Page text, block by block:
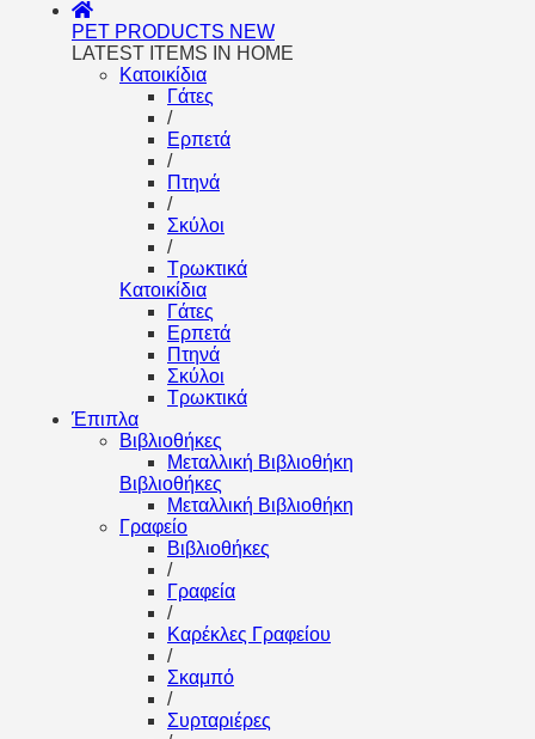
PET PRODUCTS NEW
LATEST ITEMS IN HOME
Κατοικίδια
Γάτες
/
Ερπετά
/
Πτηνά
/
Σκύλοι
/
Τρωκτικά
Κατοικίδια
Γάτες
Ερπετά
Πτηνά
Σκύλοι
Τρωκτικά
Έπιπλα
Βιβλιοθήκες
Μεταλλική Βιβλιοθήκη
Βιβλιοθήκες
Μεταλλική Βιβλιοθήκη
Γραφείο
Βιβλιοθήκες
/
Γραφεία
/
Καρέκλες Γραφείου
/
Σκαμπό
/
Συρταριέρες